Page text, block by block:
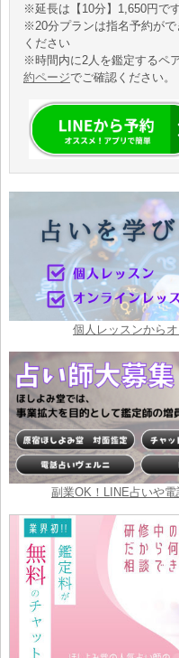
※延長は【10分】1,650円で
※20分プランは指名予約が
ください
※時間内に2人を鑑定するペ
約ページでご確認ください。
個人レッスンから
副業OK！LINE占いや